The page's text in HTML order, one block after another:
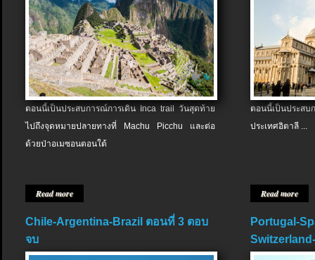
ตอนนี้เป็นประสบการณ์การเดิน Inca trail วันสุดท้าย
ไปถึงจุดหมายปลายทางที่ Machu Picchu และต่อ
ด้วยป่าอเมซอนตอนใต้
Read more
ตอนนี้เป็นประส
ประเทศอิตาลี ...
Read more
Chile-Argentina-Brazil ตอนที่ 3 ตอบ
จบ
Portugal-